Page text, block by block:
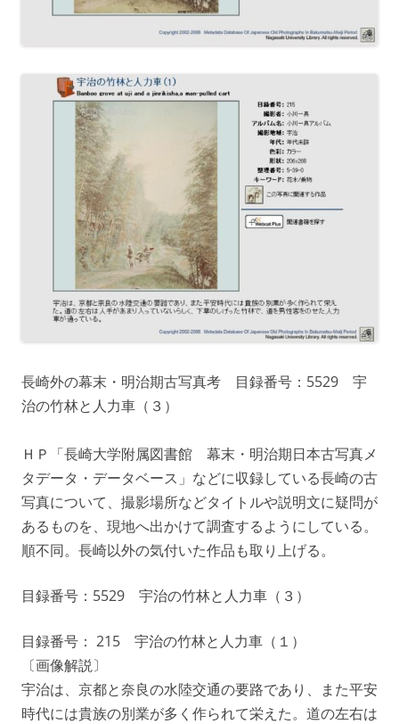
長崎外の幕末・明治期古写真考 目録番号：5529 宇
治の竹林と人力車（３）
ＨＰ「長崎大学附属図書館 幕末・明治期日本古写真メ
タデータ・データベース」などに収録している長崎の古
写真について、撮影場所などタイトルや説明文に疑問が
あるものを、現地へ出かけて調査するようにしている。
順不同。長崎以外の気付いた作品も取り上げる。
目録番号：5529 宇治の竹林と人力車（３）
目録番号： 215 宇治の竹林と人力車（１）
〔画像解説〕
宇治は、京都と奈良の水陸交通の要路であり、また平安
時代には貴族の別業が多く作られて栄えた。道の左右は